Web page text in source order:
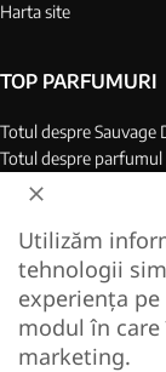
Harta site
TOP PARFUMURI
Totul despre Sauvage
Totul despre parfumul
Top 25 parfumuri
Colagen Marin
Cel mai bun colagen
2022-2024 replique.ro
drepturile rezervate.
Utilizăm
tehnologii
experiența
modul în
marketing.